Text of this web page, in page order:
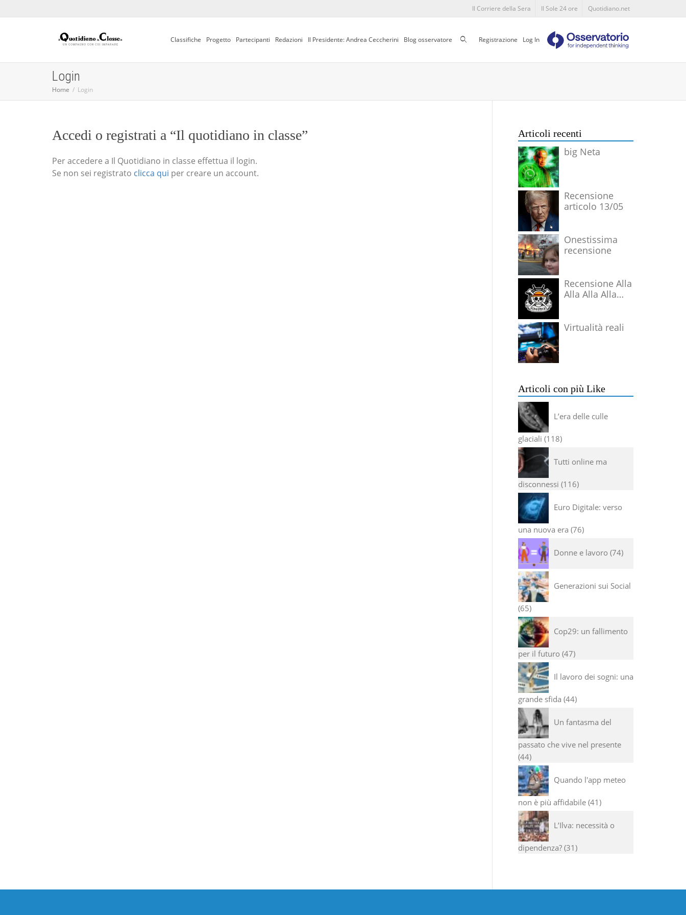
Il Corriere della Sera Il Sole 24 ore Quotidiano.net
Classifiche Progetto Partecipanti Redazioni Il Presidente: Andrea Ceccherini Blog osservatore CercaRegistrazione Log In
Login
Home Login
Accedi o registrati a “Il quotidiano in classe”
Per accedere a Il Quotidiano in classe effettua il login.
Se non sei registrato clicca qui per creare un account.
Articoli recenti
big Neta
Recensione
articolo 13/05
Onestissima
recensione
Recensione Alla
Alla Alla Alla
Virtualità reali
Articoli con più Like
L’era delle culle
glaciali 118
Tutti online ma
disconnessi 116
Euro Digitale: verso
una nuova era 76
Donne e lavoro 74
Generazioni sui Social
65
Cop29: un fallimento
per il futuro 47
Il lavoro dei sogni: una
grande sfida 44
Un fantasma del
passato che vive nel presente
44
Quando l'app meteo
non è più affidabile 41
L’Ilva: necessità o
dipendenza? 31